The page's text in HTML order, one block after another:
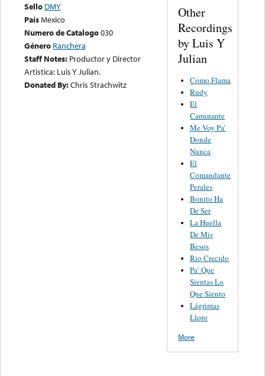
Sello DMY
PaísMexico
Numero de Catalogo030
Género Ranchera
Staff Notes: Productor y Director
Artistica: Luis Y Julian.
Donated By:Chris Strachwitz
Other
Recordings
by Luis Y
Julian
Como Flama
Rudy
El
Caminante
Me Voy Pa’
Donde
Nunca
El
Comandante
Perales
Bonito Ha
De Ser
La Huella
De Mis
Besos
Rio Crecido
Pa’ Que
Sientas Lo
Que Siento
Lágrimas
Lloro
More